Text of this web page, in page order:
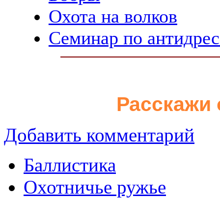
Охота на волков
Семинар по
Расскажи
Добавить комментарий
Баллистика
Охотничье ружье